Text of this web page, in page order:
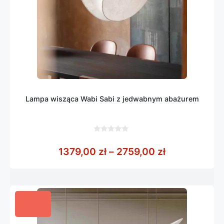
Lampa wisząca Wabi Sabi z jedwabnym abażurem
5
1379,00 zł – 2759,00 złZakres cen: